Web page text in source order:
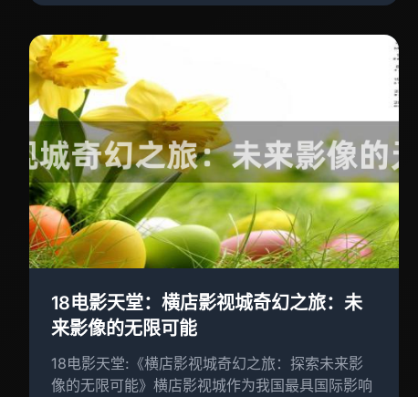
18电影天堂：横店影视城奇幻之旅：未
来影像的无限可能
18电影天堂:《横店影视城奇幻之旅：探索未来影
像的无限可能》横店影视城作为我国最具国际影响